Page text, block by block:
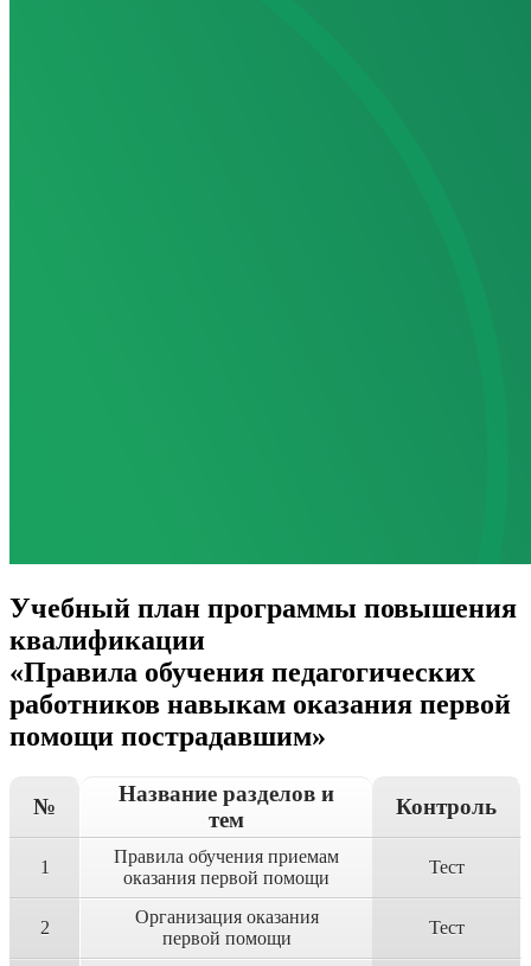
Учебный план программы повышения
квалификации
«Правила обучения педагогических
работников навыкам оказания первой
помощи пострадавшим»
№
Название разделов и
тем
Контроль
1
Правила обучения приемам
оказания первой помощи
Тест
2
Организация оказания
первой помощи
Тест